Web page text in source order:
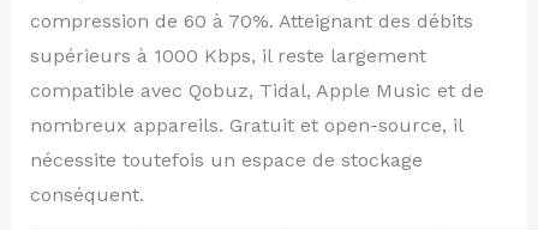
compression de 60 à 70%. Atteignant des débits
supérieurs à 1000 Kbps, il reste largement
compatible avec Qobuz, Tidal, Apple Music et de
nombreux appareils. Gratuit et open-source, il
nécessite toutefois un espace de stockage
conséquent.